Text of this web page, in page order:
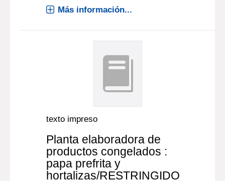
Más información...
texto impreso
Planta elaboradora de
productos congelados :
papa prefrita y
hortalizas/RESTRINGIDO